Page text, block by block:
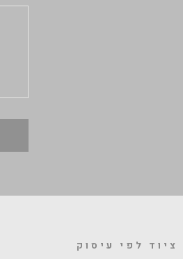
ציוד לפי עיסוק